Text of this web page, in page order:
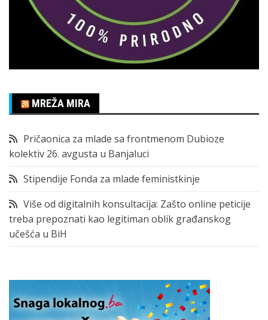
MREŽA MIRA
Pričaonica za mlade sa frontmenom Dubioze
kolektiv 26. avgusta u Banjaluci
Stipendije Fonda za mlade feministkinje
Više od digitalnih konsultacija: Zašto online peticije
treba prepoznati kao legitiman oblik građanskog
učešća u BiH